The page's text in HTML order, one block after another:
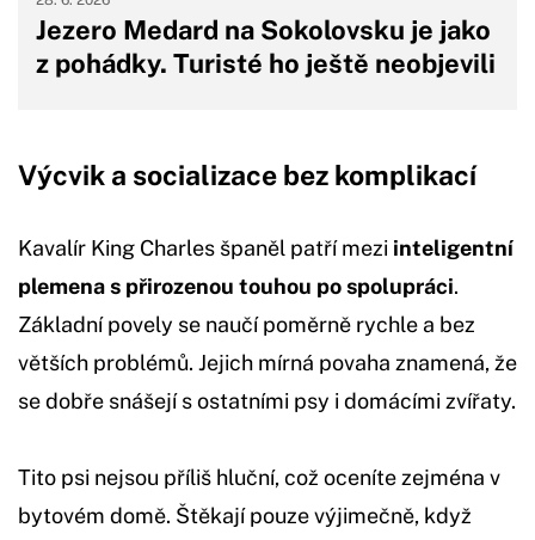
Jezero Medard na Sokolovsku je jako
z pohádky. Turisté ho ještě neobjevili
Výcvik a socializace bez komplikací
Kavalír King Charles španěl patří mezi inteligentní
plemena s přirozenou touhou po spolupráci.
Základní povely se naučí poměrně rychle a bez
větších problémů. Jejich mírná povaha znamená, že
se dobře snášejí s ostatními psy i domácími zvířaty.
Tito psi nejsou příliš hluční, což oceníte zejména v
bytovém domě. Štěkají pouze výjimečně, když